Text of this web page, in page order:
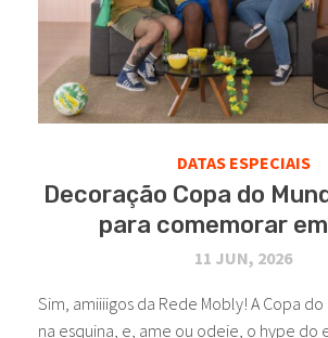
DATAS ESPECIAIS
Decoração Copa do
para comemorar
11 JUN, 2026
Sim, amiiiigos da Rede Mobly! A Copa
na esquina, e, ame ou odeie, o hype do